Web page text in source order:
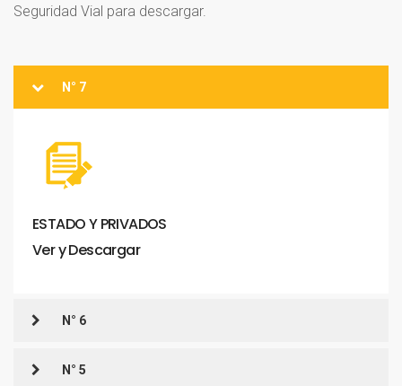
Seguridad Vial para descargar.
N° 7
ESTADOY PRIVADOS
VeryDescargar
N° 6
N° 5